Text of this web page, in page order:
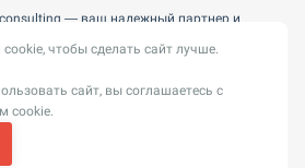
— ваш надежный партнер и
ИИ. Внедряем и оптимизируем
Политика обработки персональных
данных
чтобы сделать сайт лучше.
сайт, вы соглашаетесь с
cookie.